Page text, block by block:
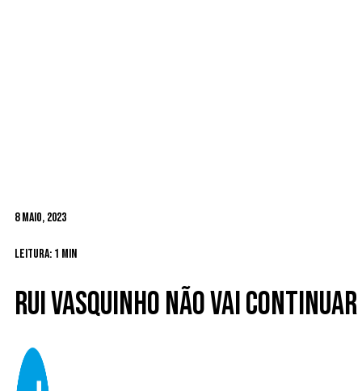
8 Maio, 2023
Leitura: 1 min
Rui Vasquinho não vai